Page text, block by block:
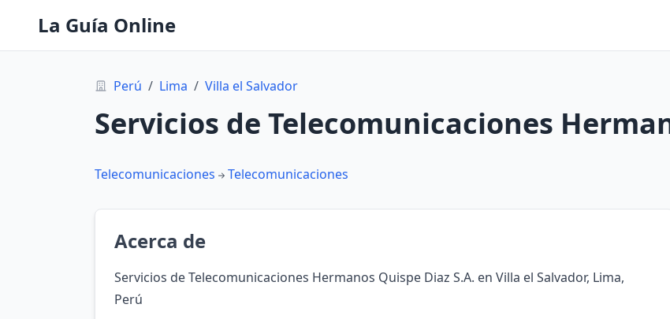
La Guía Online
Perú / Lima / Villa el Salvador
Servicios de Telecomunicaciones
Telecomunicaciones Telecomunicaciones
Acerca de
Servicios de Telecomunicaciones Hermanos Quispe Diaz S.A. en Villa el Salvador, Lima,
Perú